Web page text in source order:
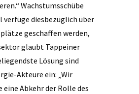
Wachstumsschübe
verfüge diesbezüglich über
geschaffen werden,
glaubt Tappeiner
Lösung sind
Akteure ein: „Wir
Abkehr der Rolle des